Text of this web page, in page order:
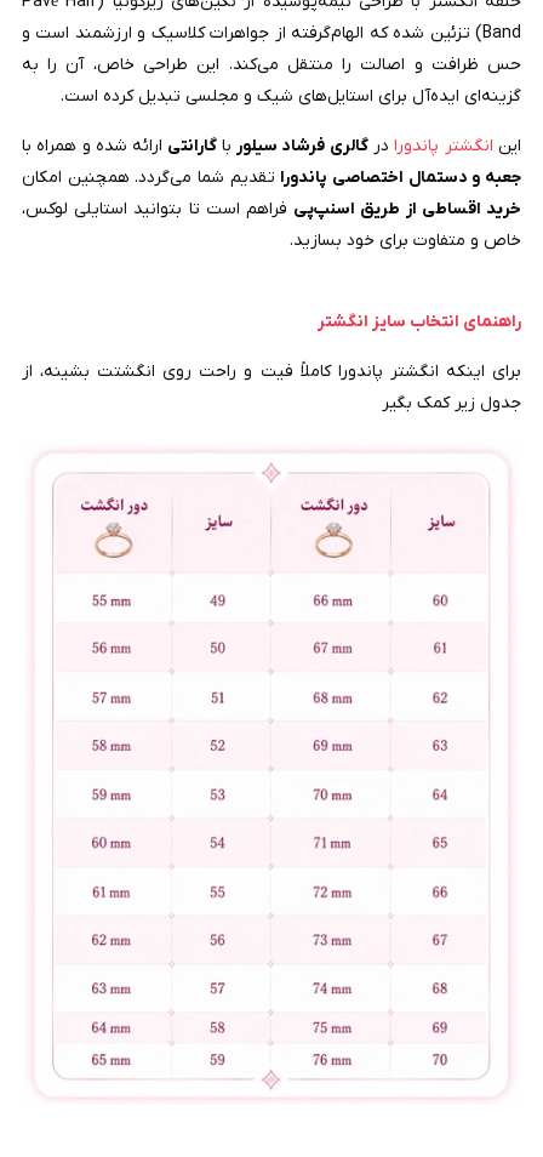
Band) تزئین شده که الهام‌گرفته از جواهرات کلاسیک و ارزشمند است و
حس ظرافت و اصالت را منتقل می‌کند. این طراحی خاص، آن را به
گزینه‌ای ایده‌آل برای استایل‌های شیک و مجلسی تبدیل کرده است.
این انگشتر پاندورادرگالری فرشاد سیلور باگارانتی ارائه شده و همراه با
جعبه و دستمال اختصاصی پاندورا تقدیم شما می‌گردد. همچنین امکان
خرید اقساطی از طریق اسنپ‌پی فراهم است تا بتوانید استایلی لوکس،
خاص و متفاوت برای خود بسازید.
راهنمای انتخاب سایز انگشتر
برای اینکه انگشتر پاندورا کاملاً فیت و راحت روی انگشتت بشینه، از
جدول زیر کمک بگیر